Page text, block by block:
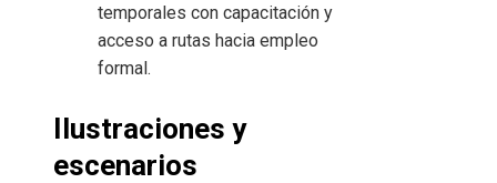
temporales con capacitación y
acceso a rutas hacia empleo
formal.
Ilustraciones y
escenarios